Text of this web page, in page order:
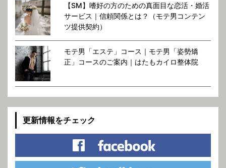
【SM】嗜好の方のための真面目な恋活・婚活
サービス｜信頼関係とは？（モテ男コンテン
ツ提供契約）
モテ男「エステ」コース｜モテ男「姿勢矯
正」コースのご案内｜はたもカイロ整体院
更新情報をチェック